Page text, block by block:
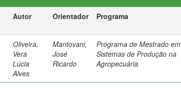
Autor Orientador Programa
Oliveira,
Vera
Lúcia
Alves
Mantovani,
José
Ricardo
Programa de Mestrado em
Sistemas de Produção na
Agropecuária